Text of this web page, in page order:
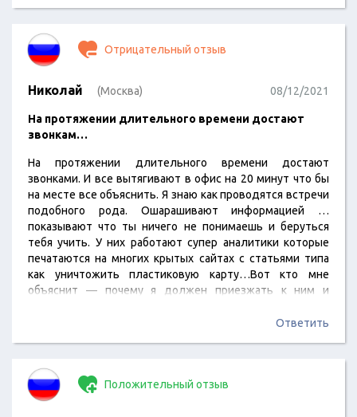
Отрицательный отзыв
Николай (Москва) 08/12/2021
На протяжении длительного времени достают
звонкам…
На протяжении длительного времени достают
звонками. И все вытягивают в офис на 20 минут что бы
на месте все объяснить. Я знаю как проводятся встречи
подобного рода. Ошарашивают информацией …
показывают что ты ничего не понимаешь и беруться
тебя учить. У них работают супер аналитики которые
печатаются на многих крытых сайтах с статьями типа
как уничтожить пластиковую карту…Вот кто мне
объяснит — почему я должен приезжать к ним и
мне… М почему я должен доверять деньги
Ответить
Положительный отзыв